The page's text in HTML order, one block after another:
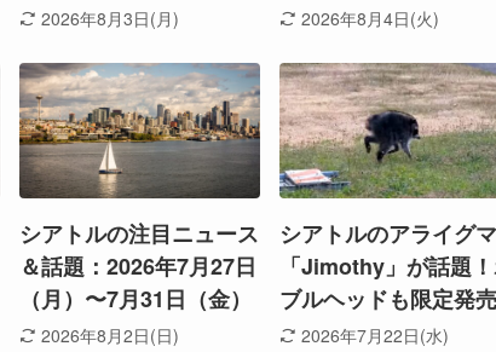
2026年8月3日(月) 2026年8月4日(火)
シアトルの注目ニュース
＆話題：2026年7月27日
（月）〜7月31日（金）
2026年8月2日(日)
シアトルのアライグマ
「Jimothy」が話題
ブルヘッドも限定発
2026年7月22日(水)